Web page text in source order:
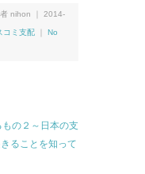
nihon ｜ 2014-
コミ支配 No
の２～日本の支
ることを知って